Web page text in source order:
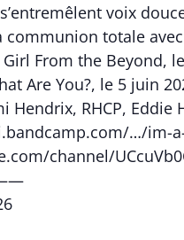
voix
communion totale
Girl From the
Are You?, le 5 juin
Hendrix, RHCP, Eddie
…/im-
channel/